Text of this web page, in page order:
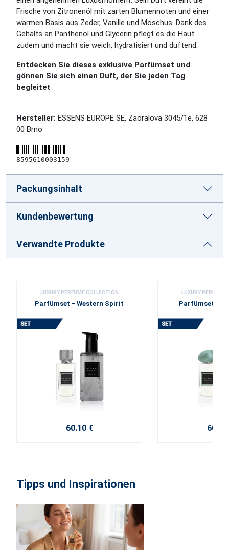
Frische von Zitronenöl mit zarten Blumennoten und einer
warmen Basis aus Zeder, Vanille und Moschus. Dank des
Gehalts an Panthenol und Glycerin pflegt es die Haut
zudem und macht sie weich, hydratisiert und duftend.
Entdecken Sie dieses exklusive Parfümset und
gönnen Sie sich einen Duft, der Sie jeden Tag
begleitet
Hersteller: ESSENS EUROPE SE, Zaoralova 3045/1e, 628
00 Brno
8595610003159
Packungsinhalt
Kundenbewertung
Verwandte Produkte
LUXURY PERFUME COLLECTION
Parfümset − Western Spirit
60.10 €
LUXURY
Parfümset −
60.10
Tipps und Inspirationen